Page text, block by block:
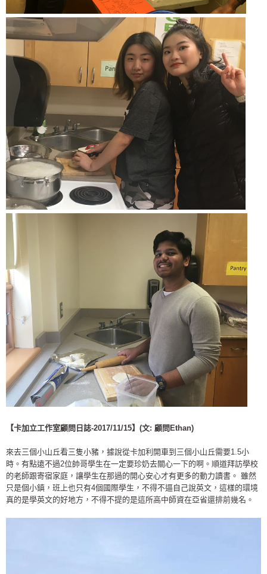
【卡加立工作室顧問日誌-2017/11/15】(文: 顧問Ethan)
來去三個小山丘看三隻小豬，據說從卡加利開車到三個小山丘需要1.5小
時。有點遠不過2位帥哥學生在一定要珍奶去關心一下的啊。順道拜訪學校
的老師跟寄宿家庭，讓學生在那過的開心安心才有更多的動力讀書。 雖然
只是個小鎮，班上也只有4個國際學生，不得不逼自己說英文，這樣的環境
真的是學英文的好地方，不得不提的是這所高中師資在亞省還排前幾名。